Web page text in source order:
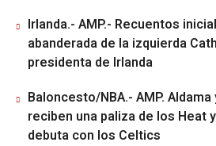
Irlanda.- AMP.- Recuentos
abanderada de la izquierda
presidenta de Irlanda
Baloncesto/NBA.- AMP.
reciben una paliza de los Heat
debuta con los Celtics